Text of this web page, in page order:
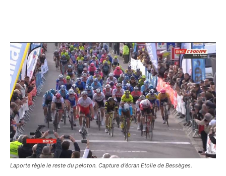
Laporte règle le reste du peloton. Capture d'écran Etoile de Bessèges.